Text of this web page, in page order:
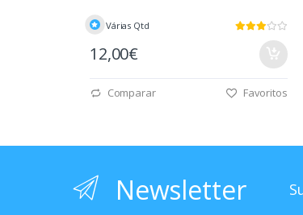
Várias Qtd
12,00€
Comparar Favoritos
Newsletter